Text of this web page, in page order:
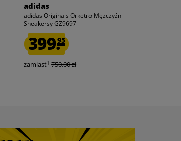
adidas
adidas Originals Orketro Mężczyźni
Sneakersy GZ9697
399.95
zamiast1 750,00 zł